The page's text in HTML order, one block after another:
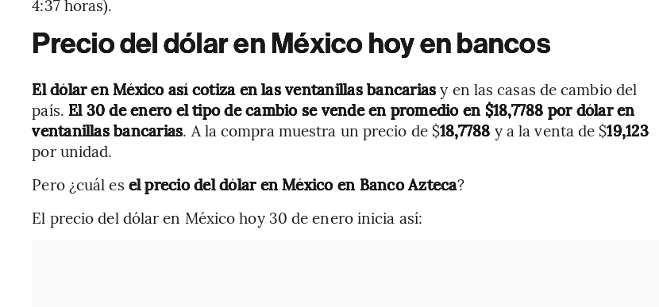
4:37 horas).
Precio del dólar en México hoy en bancos
El dólar en México así cotiza en las ventanillas bancariasy en las casas de cambio del
país. El 30 de enero el tipo de cambio se vende en promedio en $18,7788 por dólar en
ventanillas bancarias. A la compra muestra un precio de $18,7788 y a la venta de $19,123
por unidad.
Pero ¿cuál es el precio del dólar en México en Banco Azteca?
El precio del dólar en México hoy 30 de enero inicia así: